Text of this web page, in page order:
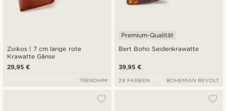
Zoikos | 7 cm lange rote
Krawatte Gänse
29,95 €
TRENDHIM
Bert Boho Seidenkrawatte
Premium-Qualität
39,95 €
28 FARBEN BOHEMIAN REVOLT